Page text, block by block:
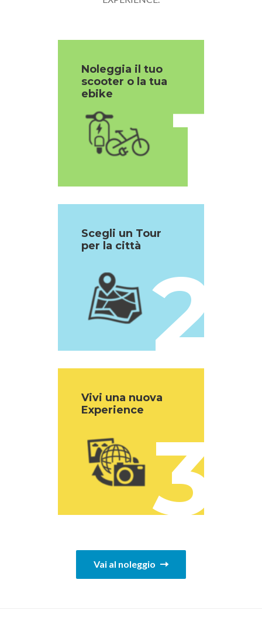
1
Noleggia il tuo
scooter o la tua
ebike
2
Scegli un Tour
per la città
3
Vivi una nuova
Experience
Vai al noleggio